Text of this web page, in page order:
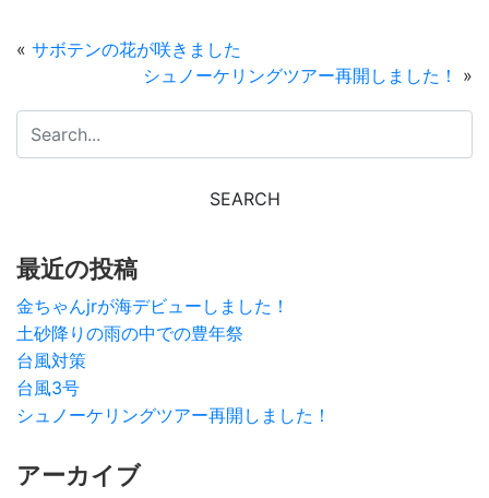
« サボテンの花が咲きました
シュノーケリングツアー再開しました！
»
最近の投稿
金ちゃんjrが海デビューしました！
土砂降りの雨の中での豊年祭
台風対策
台風3号
シュノーケリングツアー再開しました！
アーカイブ